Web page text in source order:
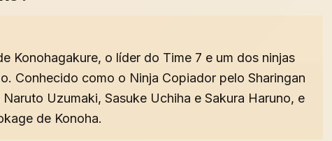
Konohagakure, o líder do Time 7 e um dos ninjas
Conhecido como o Ninja Copiador pelo Sharingan
Uzumaki, Sasuke Uchiha e Sakura Haruno, e
de Konoha.